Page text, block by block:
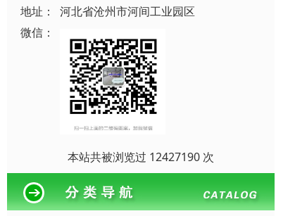
地址：
河北省沧州市河间工业园区
微信：
本站共被浏览过 12427190 次